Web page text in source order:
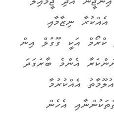
ނިޒާމާއި
ކްރޯމް އަކީ ގޫގުލް އިން
އެންމެ ބާރުގަދަ
އެއްކުރުމާ
އެހެން